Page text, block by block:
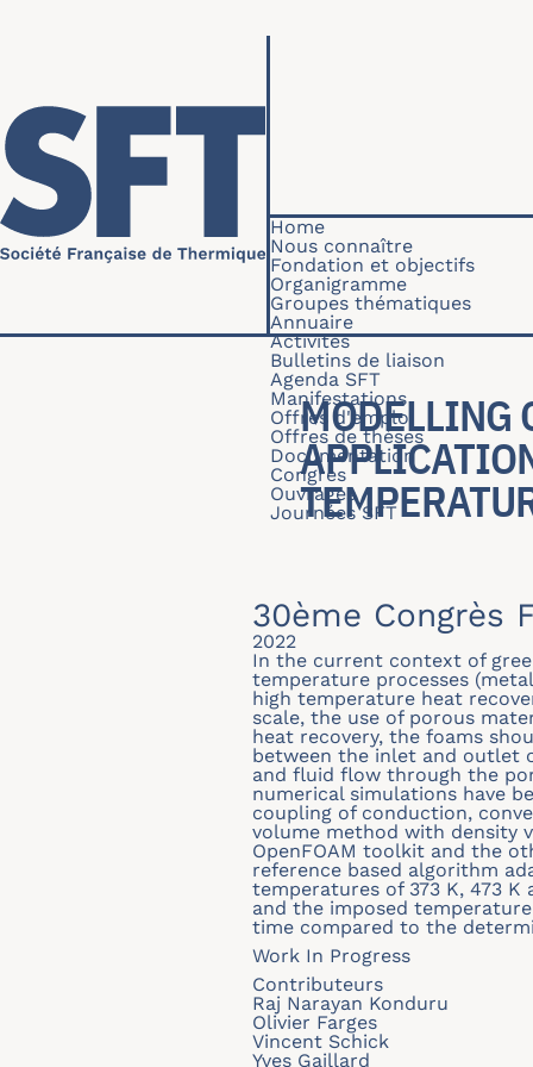
Navigation
Home
Nous connaître
Fondation et objectifs
Organigramme
Groupes thématiques
Annuaire
Activités
Bulletins de liaison
Agenda SFT
Manifestations
Offres d'emploi
Offres de thèses
Documentation
Congrès
Ouvrages
Journées SFT
MODELLING
30ème Congrès
2022
In the current context of
temperature processes
high temperature heat
scale, the use of porous
heat recovery, the foams
between the inlet and outlet
and fluid flow through the
numerical simulations have
coupling of conduction,
volume method with density
OpenFOAM toolkit and the
reference based algorithm
temperatures of 373 K, 473
and the imposed
time compared to the
Work In Progress
Contributeurs
Raj Narayan Konduru
Olivier Farges
Vincent Schick
Yves Gaillard